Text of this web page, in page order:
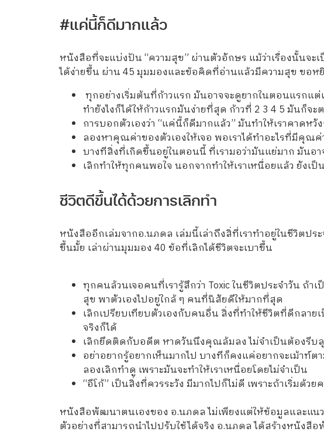
#แค่นี้ก็ดีมากแล้ว
หนังสือที่จะแบ่งปัน “ความสุข” ผ่านตัวอักษร แม้ว่าเรื่องนั้นจ
ได้ง่ายขึ้น ผ่าน 45 มุมมองและข้อคิดที่อ่านแล้วมีความสุข ขอ
ทุกอย่างเริ่มต้นที่ก้าวแรก มันอาจจะดูยากในตอนแรกแ
ทำยังไงก็ได้ให้ก้าวแรกมันง่ายที่สุด ก้าวที่ 2 3 4 5 มันก็จะ
การบอกตัวเองว่า “แค่นี้ก็ดีมากแล้ว” มันทำให้เราคาด
ลองหาคุณค่าของตัวเองให้เจอ พอเราได้ทำอะไรที่มีคุณ
บางทีสิ่งที่เกิดขึ้นอยู่ในตอนนี้ ที่เรามอว่ามันแย่มาก มันอา
เลิกทำให้ทุกคนพอใจ นอกจากทำให้เราเหนื่อยแล้ว ยังเ
ชีวิตดีขึ้นได้ด้วยการเลิกทำ
หนังสืออีกเล่มจากอ.นภดล เล่มนี้เล่าถึงสิ่ที่เราทำอยู่ในชีวิตปร
ขึ้นมั้ย เล่าผ่านมุมมอง 40 ข้อที่เลิกได้ชีวิตจะเบาขึ้น
ทุกคนล้วนเจอคนที่เรารู้สึกว่า Toxic ในชีวิตประจำวัน ถ้า
สุข พาตัวเองไปอยู่ใกล้ ๆ คนที่นิสัยดีให้มากที่สุด
เลิกเปรียบเทียบตัวเองกับคนอื่น สิ่งที่ทำให้ชีวิตที่ดีกลาย
จริงก็ได้
เลิกยึดติดกับอดีต หาดวันนึงคุณล้มลง ไม่จำเป็นต้องรีบ
อย่าอยากรู้อยากเห็นมากไป บางทีก็คงแค่อยากจะเม้าท์
ลองเลิกทำดู เพราะมันจะทำให้เราเหนื่อยโดยไม่จำเป็น
“อีโก้” เป็นสิ่งที่ควรระวัง มีมากไปก็ไม่ดี เพราะถ้าเริ่มด้ว
หนังสือพัฒนาตนเองของ อ.นภดล ไม่เพียงแต่ให้ข้อมูลและแน
ตัวอย่างที่สามารถนำไปปรับใช้ได้จริง อ.นภดล ได้สร้างหนัง